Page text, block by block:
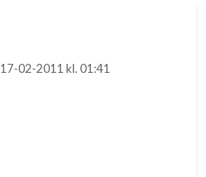
17-02-2011 kl. 01:41